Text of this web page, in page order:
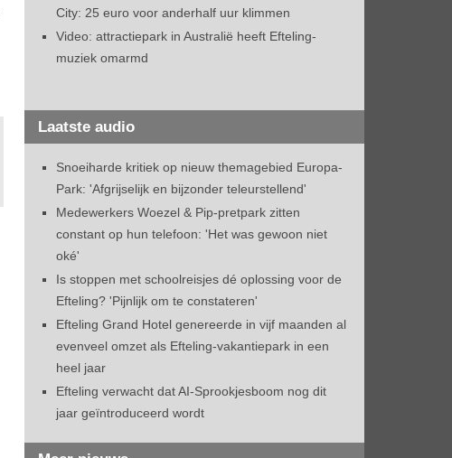
City: 25 euro voor anderhalf uur klimmen
Video: attractiepark in Australië heeft Efteling-
muziek omarmd
Laatste audio
Snoeiharde kritiek op nieuw themagebied Europa-
Park: 'Afgrijselijk en bijzonder teleurstellend'
Medewerkers Woezel & Pip-pretpark zitten
constant op hun telefoon: 'Het was gewoon niet
oké'
Is stoppen met schoolreisjes dé oplossing voor de
Efteling? 'Pijnlijk om te constateren'
Efteling Grand Hotel genereerde in vijf maanden al
evenveel omzet als Efteling-vakantiepark in een
heel jaar
Efteling verwacht dat AI-Sprookjesboom nog dit
jaar geïntroduceerd wordt